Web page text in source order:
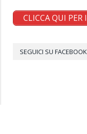
CLICCA QUI PER
SEGUICI SU FACEBOOK